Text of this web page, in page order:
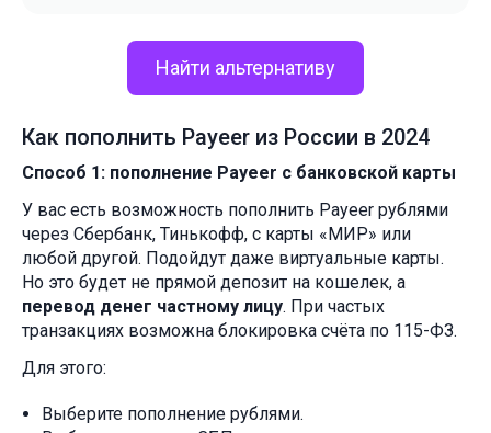
Найти альтернативу
Как пополнить Payeer из России в 2024
Способ 1: пополнение Payeer с банковской карты
У вас есть возможность пополнить Payeer рублями
через Сбербанк, Тинькофф, с карты «МИР» или
любой другой. Подойдут даже виртуальные карты.
Но это будет не прямой депозит на кошелек, а
перевод денег частному лицу. При частых
транзакциях возможна блокировка счёта по 115-ФЗ.
Для этого:
Выберите пополнение рублями.